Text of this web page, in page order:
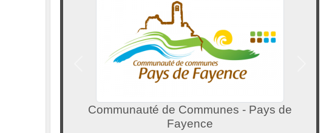
Super U Fayence